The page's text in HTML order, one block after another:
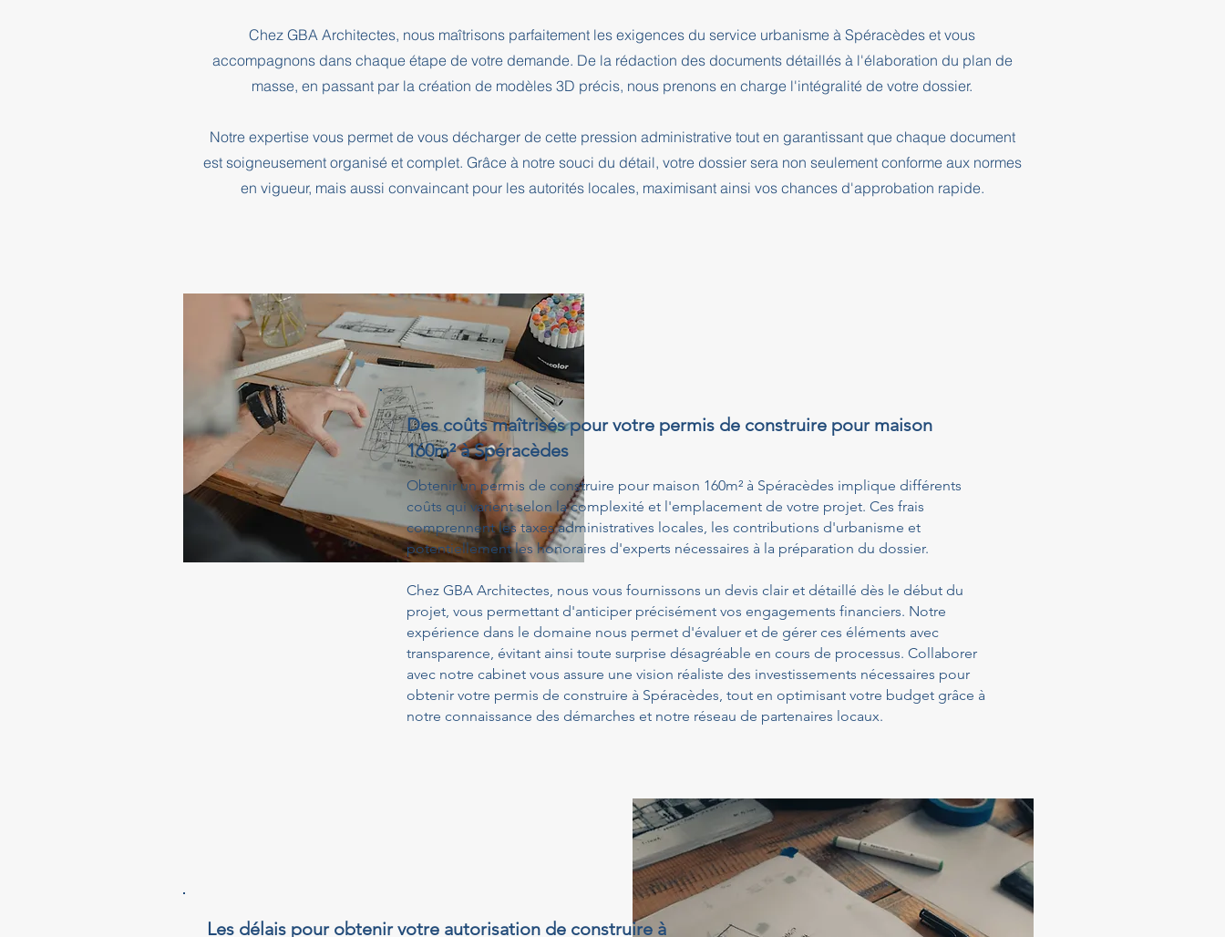
Chez GBA Architectes, nous maîtrisons parfaitement les exigences du service urbanisme à Spéracèdes et vous
accompagnons dans chaque étape de votre demande. De la rédaction des documents détaillés à l'élaboration du plan de
masse, en passant par la création de modèles 3D précis, nous prenons en charge l'intégralité de votre dossier.
Notre expertise vous permet de vous décharger de cette pression administrative tout en garantissant que chaque document
est soigneusement organisé et complet. Grâce à notre souci du détail, votre dossier sera non seulement conforme aux normes
en vigueur, mais aussi convaincant pour les autorités locales, maximisant ainsi vos chances d'approbation rapide.
Des coûts maîtrisés pour votre permis de construire pour maison
160m² à Spéracèdes
Obtenir un permis de construire pour maison 160m² à Spéracèdes implique différents
coûts qui varient selon la complexité et l'emplacement de votre projet. Ces frais
comprennent les taxes administratives locales, les contributions d'urbanisme et
potentiellement les honoraires d'experts nécessaires à la préparation du dossier.
Chez GBA Architectes, nous vous fournissons un devis clair et détaillé dès le début du
projet, vous permettant d'anticiper précisément vos engagements financiers. Notre
expérience dans le domaine nous permet d'évaluer et de gérer ces éléments avec
transparence, évitant ainsi toute surprise désagréable en cours de processus. Collaborer
avec notre cabinet vous assure une vision réaliste des investissements nécessaires pour
obtenir votre permis de construire à Spéracèdes, tout en optimisant votre budget grâce à
notre connaissance des démarches et notre réseau de partenaires locaux.
Les délais pour obtenir votre autorisation de construire à